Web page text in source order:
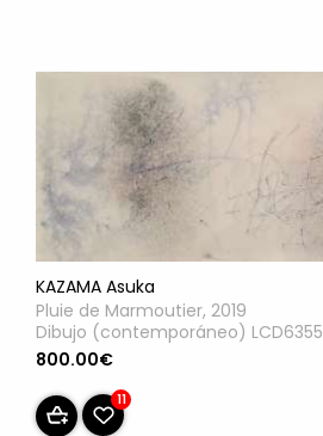
KAZAMA Asuka
Pluie de Marmoutier, 2019
Dibujo (contemporáneo) LCD6355
800.00€
11